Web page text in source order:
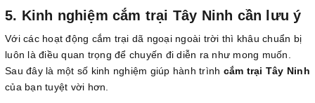
5. Kinh nghiệm cắm trại Tây Ninh cần lưu ý
Với các hoạt động cắm trại dã ngoại ngoài trời thì khâu chuẩn bị
luôn là điều quan trọng để chuyến đi diễn ra như mong muốn.
Sau đây là một số kinh nghiệm giúp hành trình cắm trại Tây Ninh
của bạn tuyệt vời hơn.